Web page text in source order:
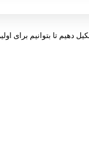
تا بتوانیم برای